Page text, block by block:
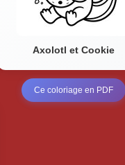
Axolotl et Cookie
Ce coloriage en PDF